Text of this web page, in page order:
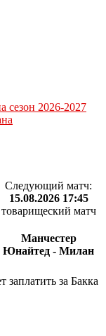
сезон 2026-2027
Следующий матч:
15.08.2026 17:45
товарищеский матч
Манчестер
Юнайтед - Милан
за Бакка